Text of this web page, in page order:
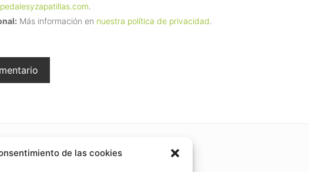
de las cookies
.
Más información en nuestra política de privacidad.